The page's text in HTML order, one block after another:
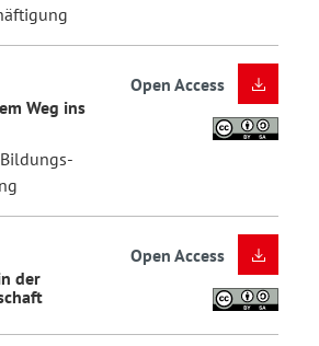
Weg ins
Open Access
der
Open Access